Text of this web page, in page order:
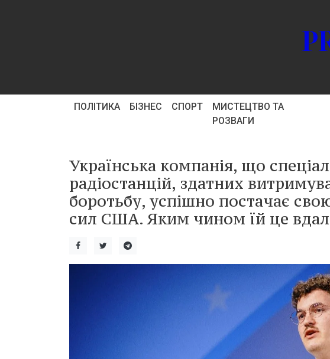
ПОЛІТИКА БІЗНЕС СПОРТ
МИСТЕЦТВО ТА
РОЗВАГИ
Українська компанія, що
радіостанцій, здатних
боротьбу, успішно постачає
сил США. Яким чином їй це